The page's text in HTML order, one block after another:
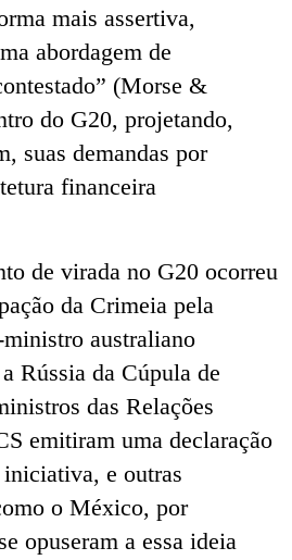
mais assertiva,
abordagem de
(Morse &
do G20, projetando,
suas demandas por
financeira
de virada no G20 ocorreu
da Crimeia pela
australiano
Rússia da Cúpula de
das Relações
emitiram uma declaração
e outras
o México, por
opuseram a essa ideia